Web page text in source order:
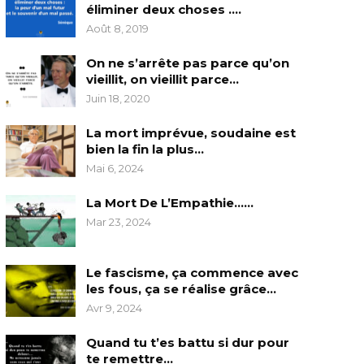
éliminer deux choses ….
Août 8, 2019
On ne s’arrête pas parce qu’on
vieillit, on vieillit parce…
Juin 18, 2020
La mort imprévue, soudaine est
bien la fin la plus…
Mai 6, 2024
La Mort De L’Empathie……
Mar 23, 2024
Le fascisme, ça commence avec
les fous, ça se réalise grâce…
Avr 9, 2024
Quand tu t’es battu si dur pour
te remettre…